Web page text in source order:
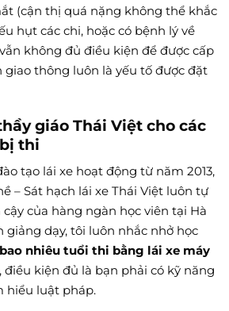
(cận thị quá nặng không thể khắc
hụt các chi, hoặc có bệnh lý về
không đủ điều kiện để được cấp
giao thông luôn là yếu tố được đặt
giáo Thái Việt cho các
thi
tạo lái xe hoạt động từ năm 2013,
– Sát hạch lái xe Thái Việt luôn tự
của hàng ngàn học viên tại Hà
giảng dạy, tôi luôn nhắc nhở học
bao nhiêu tuổi thi bằng lái xe máy
điều kiện đủ là bạn phải có kỹ năng
hiểu luật pháp.